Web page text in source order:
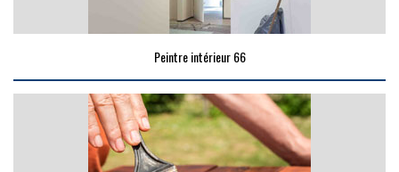
Peintre intérieur 66